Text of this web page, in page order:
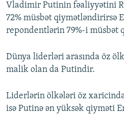
Vladimir Putinin fəaliyyətini
72% müsbət qiymətləndirirsə
repondentlərin 79%-i müsbət
Dünya liderləri arasında öz
malik olan da Putindir.
Liderlərin ölkələri öz
isə Putinə ən yüksək qiyməti